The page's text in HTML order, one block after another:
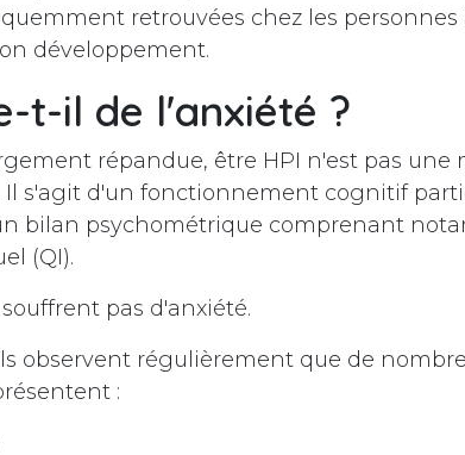
retrouvées chez les
développement.
t-il de l'anxiété ?
répandue, être HPI n'est pas une
s'agit d'un fonctionnement cognitif
bilan psychométrique comprenant
(QI).
pas d'anxiété.
observent régulièrement que de
: